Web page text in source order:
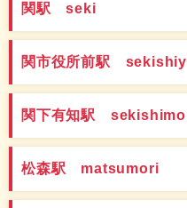
関駅 seki
関市役所前駅
関下有知駅
松森駅 matsumori